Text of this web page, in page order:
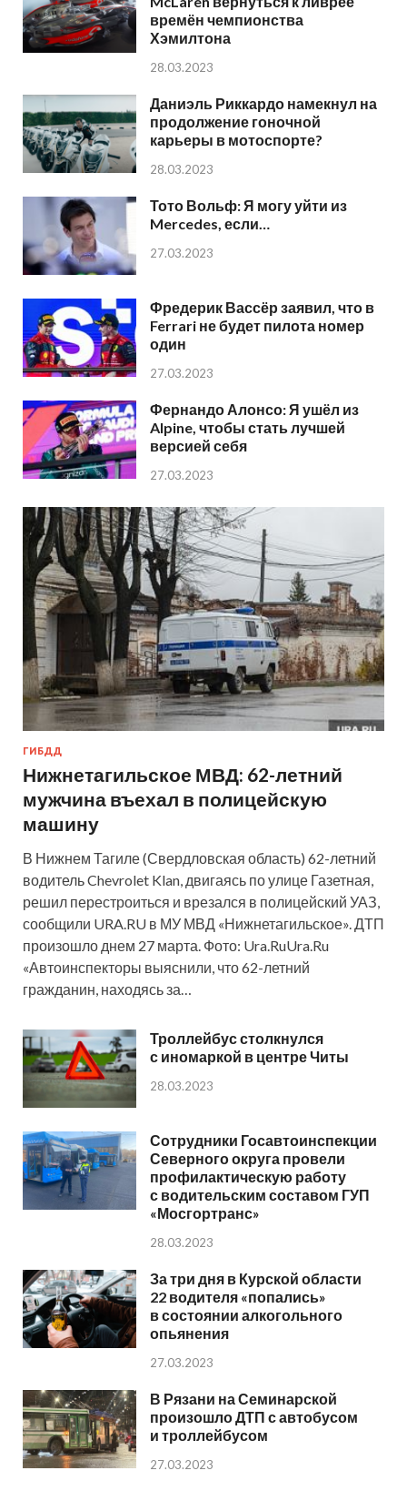
времён чемпионства
Хэмилтона
28.03.2023
Даниэль Риккардо намекнул на
продолжение гоночной
карьеры в мотоспорте?
28.03.2023
Тото Вольф: Я могу уйти из
Mercedes, если…
27.03.2023
Фредерик Вассёр заявил, что в
Ferrari не будет пилота номер
один
27.03.2023
Фернандо Алонсо: Я ушёл из
Alpine, чтобы стать лучшей
версией себя
27.03.2023
ГИБДД
Нижнетагильское МВД: 62-летний
мужчина въехал в полицейскую
машину
В Нижнем Тагиле (Свердловская область) 62-летний
водитель Chevrolet Klan, двигаясь по улице Газетная,
решил перестроиться и врезался в полицейский УАЗ,
сообщили URA.RU в МУ МВД «Нижнетагильское». ДТП
произошло днем 27 марта. Фото: Ura.RuUra.Ru
«Автоинспекторы выяснили, что 62-летний
гражданин, находясь за…
Троллейбус столкнулся
с иномаркой в центре Читы
28.03.2023
Сотрудники Госавтоинспекции
Северного округа провели
профилактическую работу
с водительским составом ГУП
«Мосгортранс»
28.03.2023
За три дня в Курской области
22 водителя «попались»
в состоянии алкогольного
опьянения
27.03.2023
В Рязани на Семинарской
произошло ДТП с автобусом
и троллейбусом
27.03.2023